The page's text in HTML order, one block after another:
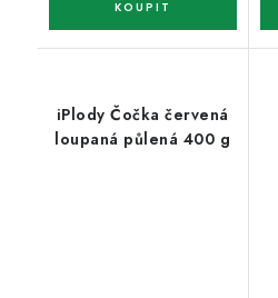
iPlody Čočka červená
loupaná půlená 400 g